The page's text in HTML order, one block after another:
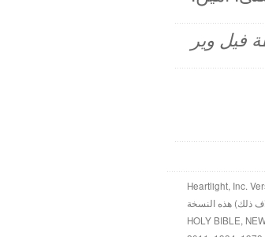
فيل وير
ذلك) هذه النسخة
HOLY BIBLE,